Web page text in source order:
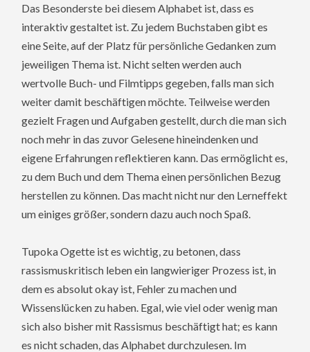
Das Besonderste bei diesem Alphabet ist, dass es
interaktiv gestaltet ist. Zu jedem Buchstaben gibt es
eine Seite, auf der Platz für persönliche Gedanken zum
jeweiligen Thema ist. Nicht selten werden auch
wertvolle Buch- und Filmtipps gegeben, falls man sich
weiter damit beschäftigen möchte. Teilweise werden
gezielt Fragen und Aufgaben gestellt, durch die man sich
noch mehr in das zuvor Gelesene hineindenken und
eigene Erfahrungen reflektieren kann. Das ermöglicht es,
zu dem Buch und dem Thema einen persönlichen Bezug
herstellen zu können. Das macht nicht nur den Lerneffekt
um einiges größer, sondern dazu auch noch Spaß.
Tupoka Ogette ist es wichtig, zu betonen, dass
rassismuskritisch leben ein langwieriger Prozess ist, in
dem es absolut okay ist, Fehler zu machen und
Wissenslücken zu haben. Egal, wie viel oder wenig man
sich also bisher mit Rassismus beschäftigt hat; es kann
es nicht schaden, das Alphabet durchzulesen. Im